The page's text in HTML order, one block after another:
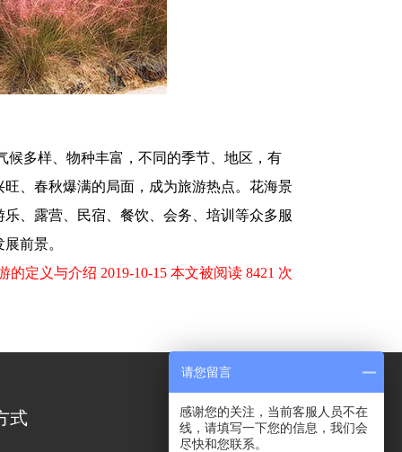
多样、物种丰富，不同的季节、地区，有
、春秋爆满的局面，成为旅游热点。花海景
、露营、民宿、餐饮、会务、培训等众多服
前景。
的定义与介绍 2019-10-15 本文被阅读 8421 次
式
请您留言
感谢您的关注，当前客服人员不在
线，请填写一下您的信息，我们会
尽快和您联系。